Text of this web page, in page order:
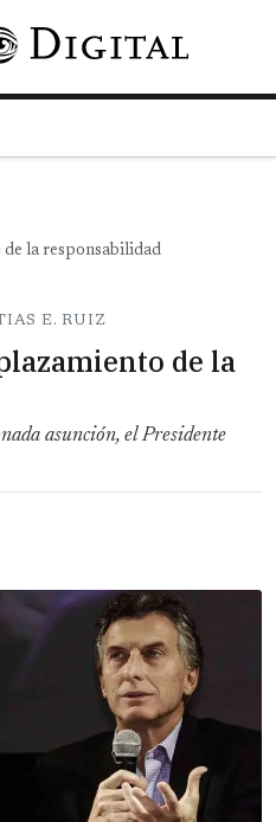
Pasar al contenido principal
la responsabilidad
E. RUIZ
de la
asunción, el Presidente